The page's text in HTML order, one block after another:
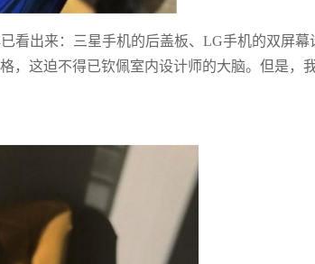
看出来：三星手机的后盖板、LG手机的双屏幕
，这迫不得已钦佩室内设计师的大脑。但是，